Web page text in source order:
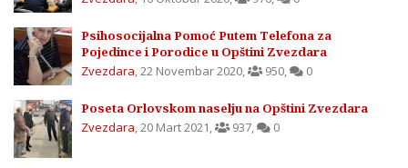
Psihosocijalna Pomoć Putem Telefona za
Pojedince i Porodice u Opštini Zvezdara
Zvezdara,22 Novembar 2020, 950, 0
Poseta Orlovskom naselju na Opštini Zvezdara
Zvezdara,20 Mart 2021, 937, 0